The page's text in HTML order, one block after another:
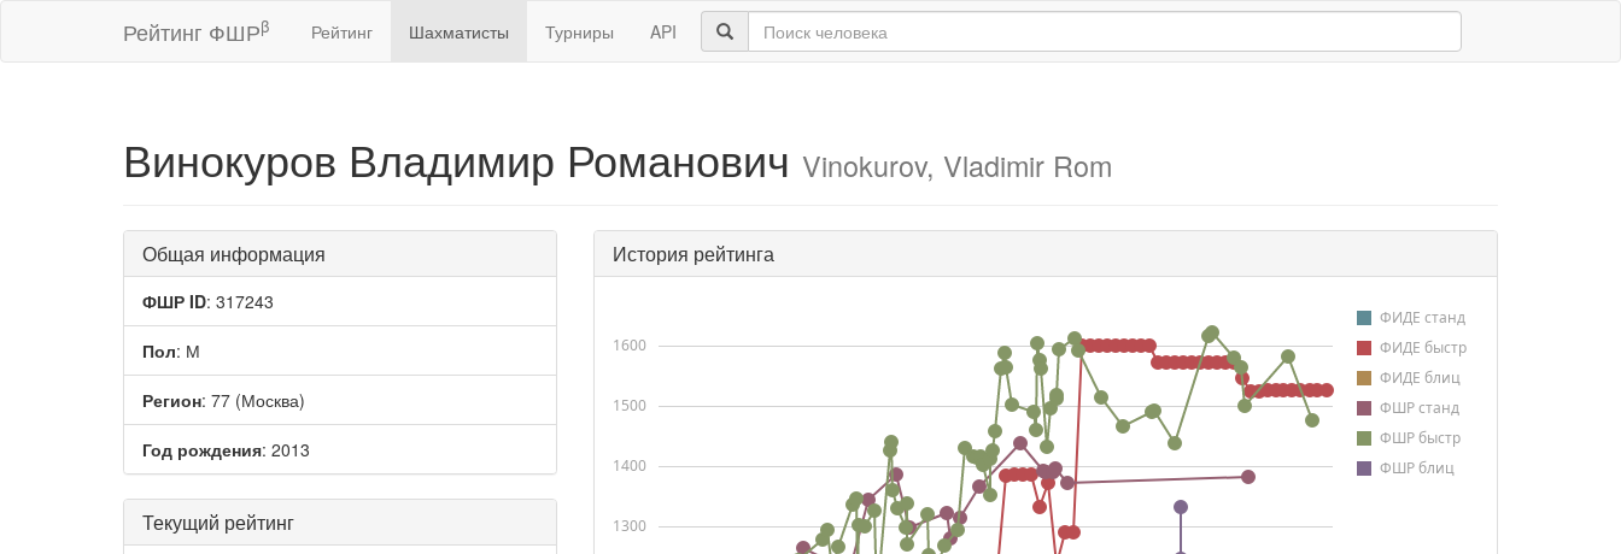
Рейтинг ФШРβ Рейтинг Шахматисты Турниры API
Винокуров Владимир Романович Vinokurov, Vladimir Rom
Общая информация
ФШР ID: 317243
Пол: М
Регион: 77 (Москва)
Год рождения: 2013
Текущий рейтинг
История рейтинга
ФИДЕ станд
ФИДЕ быстр
ФИДЕ блиц
ФШР станд
ФШР быстр
ФШР блиц
1300
1400
1500
1600